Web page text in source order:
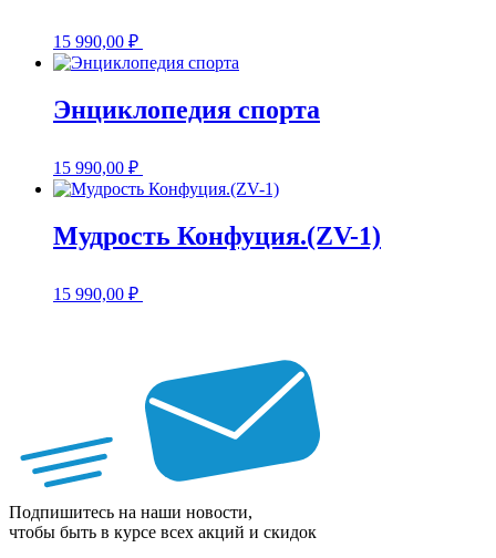
15 990,00 ₽
Энциклопедия спорта
15 990,00 ₽
Мудрость Конфуция.(ZV-1)
15 990,00 ₽
Подпишитесь на наши новости,
чтобы быть в курсе всех акций и скидок